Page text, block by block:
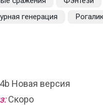
генерация
Новая версия
Скоро